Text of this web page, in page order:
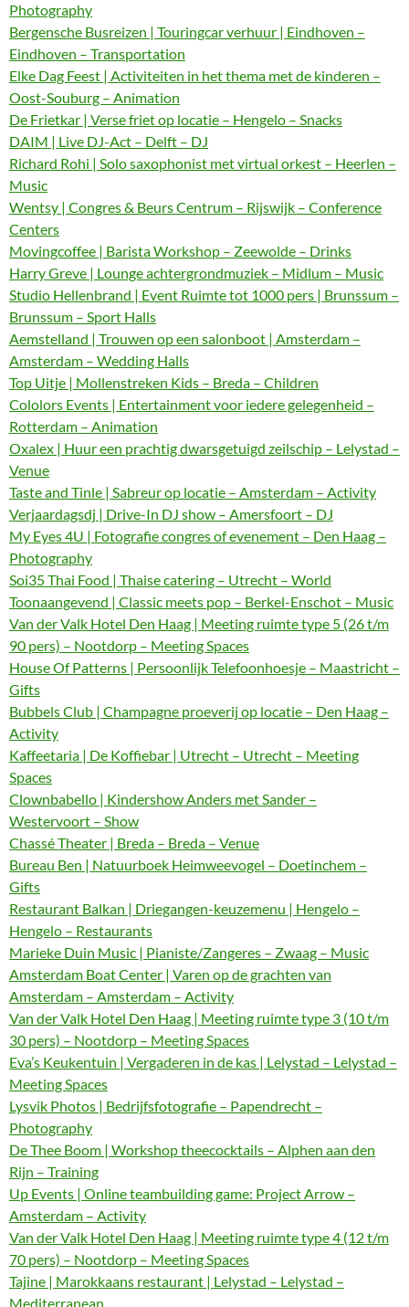
Photography
Bergensche Busreizen | Touringcar verhuur | Eindhoven –
Eindhoven – Transportation
Elke Dag Feest | Activiteiten in het thema met de kinderen –
Oost-Souburg – Animation
De Frietkar | Verse friet op locatie – Hengelo – Snacks
DAIM | Live DJ-Act – Delft – DJ
Richard Rohi | Solo saxophonist met virtual orkest – Heerlen –
Music
Wentsy | Congres & Beurs Centrum – Rijswijk – Conference
Centers
Movingcoffee | Barista Workshop – Zeewolde – Drinks
Harry Greve | Lounge achtergrondmuziek – Midlum – Music
Studio Hellenbrand | Event Ruimte tot 1000 pers | Brunssum –
Brunssum – Sport Halls
Aemstelland | Trouwen op een salonboot | Amsterdam –
Amsterdam – Wedding Halls
Top Uitje | Mollenstreken Kids – Breda – Children
Cololors Events | Entertainment voor iedere gelegenheid –
Rotterdam – Animation
Oxalex | Huur een prachtig dwarsgetuigd zeilschip – Lelystad –
Venue
Taste and Tinle | Sabreur op locatie – Amsterdam – Activity
Verjaardagsdj | Drive-In DJ show – Amersfoort – DJ
My Eyes 4U | Fotografie congres of evenement – Den Haag –
Photography
Soi35 Thai Food | Thaise catering – Utrecht – World
Toonaangevend | Classic meets pop – Berkel-Enschot – Music
Van der Valk Hotel Den Haag | Meeting ruimte type 5 (26 t/m
90 pers) – Nootdorp – Meeting Spaces
House Of Patterns | Persoonlijk Telefoonhoesje – Maastricht –
Gifts
Bubbels Club | Champagne proeverij op locatie – Den Haag –
Activity
Kaffeetaria | De Koffiebar | Utrecht – Utrecht – Meeting
Spaces
Clownbabello | Kindershow Anders met Sander –
Westervoort – Show
Chassé Theater | Breda – Breda – Venue
Bureau Ben | Natuurboek Heimweevogel – Doetinchem –
Gifts
Restaurant Balkan | Driegangen-keuzemenu | Hengelo –
Hengelo – Restaurants
Marieke Duin Music | Pianiste/Zangeres – Zwaag – Music
Amsterdam Boat Center | Varen op de grachten van
Amsterdam – Amsterdam – Activity
Van der Valk Hotel Den Haag | Meeting ruimte type 3 (10 t/m
30 pers) – Nootdorp – Meeting Spaces
Eva’s Keukentuin | Vergaderen in de kas | Lelystad – Lelystad –
Meeting Spaces
Lysvik Photos | Bedrijfsfotografie – Papendrecht –
Photography
De Thee Boom | Workshop theecocktails – Alphen aan den
Rijn – Training
Up Events | Online teambuilding game: Project Arrow –
Amsterdam – Activity
Van der Valk Hotel Den Haag | Meeting ruimte type 4 (12 t/m
70 pers) – Nootdorp – Meeting Spaces
Tajine | Marokkaans restaurant | Lelystad – Lelystad –
Mediterranean